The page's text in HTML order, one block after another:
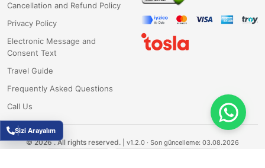
Cancellation and Refund Policy
Privacy Policy
Electronic Message and
Consent Text
Travel Guide
Frequently Asked Questions
Call Us
©2026 .All rights reserved. v1.2.0 · Son güncelleme: 03.08.2026
Sizi Arayalım